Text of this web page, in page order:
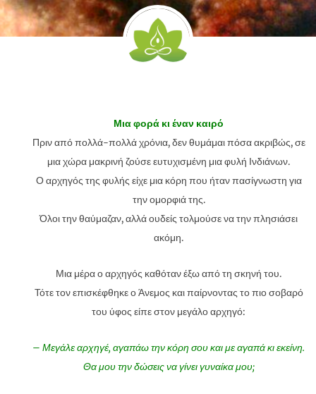
Μια φορά κι έναν καιρό
Πριν από πολλά-πολλά χρόνια, δεν θυμάμαι πόσα ακριβώς, σε
μια χώρα μακρινή ζούσε ευτυχισμένη μια φυλή Ινδιάνων.
Ο αρχηγός της φυλής είχε μια κόρη που ήταν πασίγνωστη για
την ομορφιά της.
Όλοι την θαύμαζαν, αλλά ουδείς τολμούσε να την πλησιάσει
ακόμη.
Μια μέρα ο αρχηγός καθόταν έξω από τη σκηνή του.
Τότε τον επισκέφθηκε ο Άνεμος και παίρνοντας το πιο σοβαρό
του ύφος είπε στον μεγάλο αρχηγό:
– Μεγάλε αρχηγέ, αγαπάω την κόρη σου και με αγαπά κι εκείνη.
Θα μου την δώσεις να γίνει γυναίκα μου;